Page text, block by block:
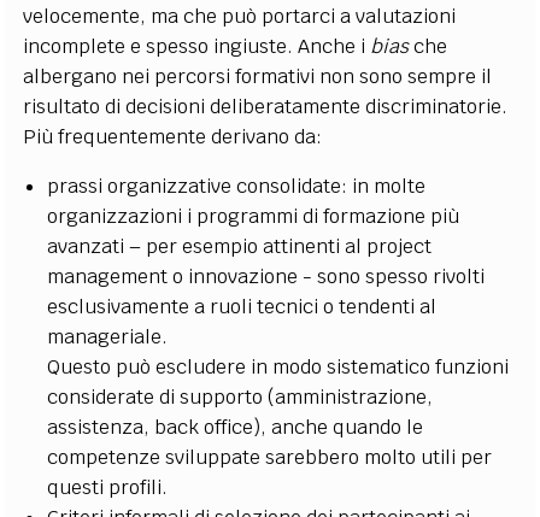
velocemente, ma che può portarci a valutazioni
incomplete e spesso ingiuste. Anche i biasche
albergano nei percorsi formativi non sono sempre il
risultato di decisioni deliberatamente discriminatorie.
Più frequentemente derivano da:
prassi organizzative consolidate: in molte
organizzazioni i programmi di formazione più
avanzati – per esempio attinenti al project
management o innovazione - sono spesso rivolti
esclusivamente a ruoli tecnici o tendenti al
manageriale.
Questo può escludere in modo sistematico funzioni
considerate di supporto (amministrazione,
assistenza, back office), anche quando le
competenze sviluppate sarebbero molto utili per
questi profili.